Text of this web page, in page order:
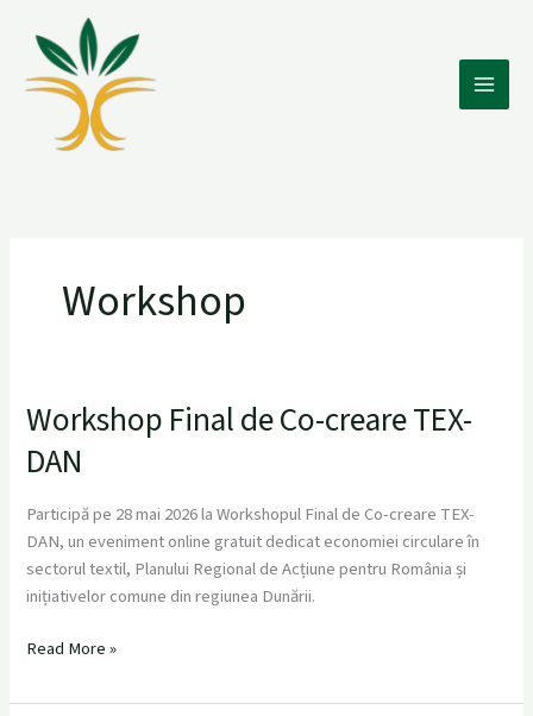
content
Workshop
Workshop Final de Co-creare TEX-
DAN
Participă pe 28 mai 2026 la Workshopul Final de Co-creare TEX-
DAN, un eveniment online gratuit dedicat economiei circulare în
sectorul textil, Planului Regional de Acțiune pentru România și
inițiativelor comune din regiunea Dunării.
Workshop
de
creare
TEX-
DAN
Read More »